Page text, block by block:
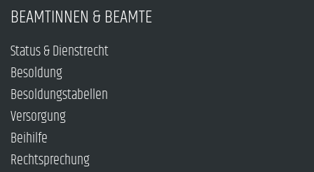
BEAMTINNEN & BEAMTE
Status & Dienstrecht
Besoldung
Besoldungstabellen
Versorgung
Beihilfe
Rechtsprechung